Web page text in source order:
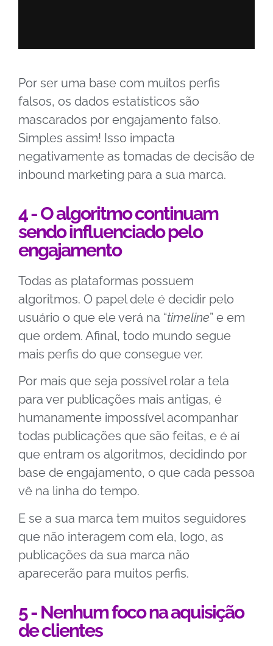
Por ser uma base com muitos perfis
falsos, os dados estatísticos são
mascarados por engajamento falso.
Simples assim! Isso impacta
negativamente as tomadas de decisão de
inbound marketing para a sua marca.
4 - O algoritmo continuam
sendo influenciado pelo
engajamento
Todas as plataformas possuem
algoritmos. O papel dele é decidir pelo
usuário o que ele verá na “timeline” e em
que ordem. Afinal, todo mundo segue
mais perfis do que consegue ver.
Por mais que seja possível rolar a tela
para ver publicações mais antigas, é
humanamente impossível acompanhar
todas publicações que são feitas, e é aí
que entram os algoritmos, decidindo por
base de engajamento, o que cada pessoa
vê na linha do tempo.
E se a sua marca tem muitos seguidores
que não interagem com ela, logo, as
publicações da sua marca não
aparecerão para muitos perfis.
5 - Nenhum foco na aquisição
de clientes